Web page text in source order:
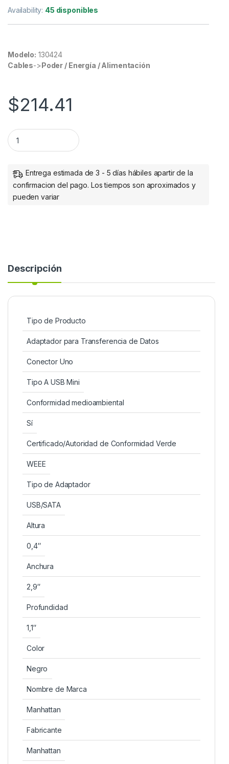
Availability: 45 disponibles
Modelo: 130424
Cables->Poder / Energía / Alimentación
$214.41
Manhattan Adaptador SuperSpeed USB 3.0 Macho - SATA
Entrega estimada de 3 - 5 días hábiles apartir de la
confirmacion del pago. Los tiempos son aproximados y
pueden variar
Descripción
Tipo de Producto
Adaptador para Transferencia de Datos
Conector Uno
Tipo A USB Mini
Conformidad medioambiental
Sí
Certificado/Autoridad de Conformidad Verde
WEEE
Tipo de Adaptador
USB/SATA
Altura
0,4″
Anchura
2,9″
Profundidad
1,1″
Color
Negro
Nombre de Marca
Manhattan
Fabricante
Manhattan